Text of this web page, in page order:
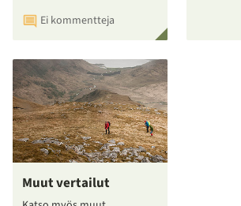
Ei kommentteja
Muut vertailut